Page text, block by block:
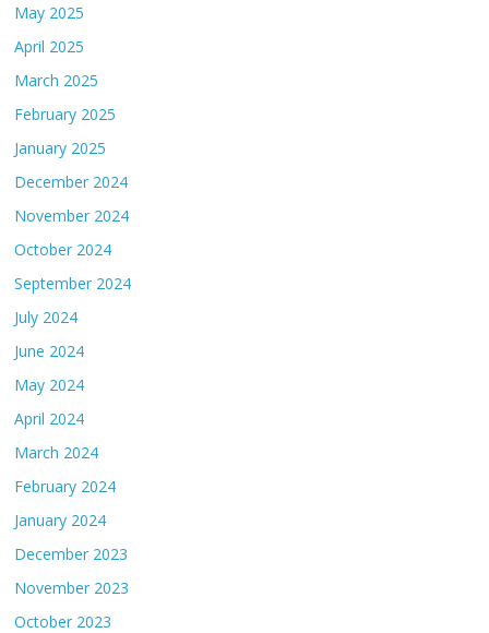
May 2025
April 2025
March 2025
February 2025
January 2025
December 2024
November 2024
October 2024
September 2024
July 2024
June 2024
May 2024
April 2024
March 2024
February 2024
January 2024
December 2023
November 2023
October 2023